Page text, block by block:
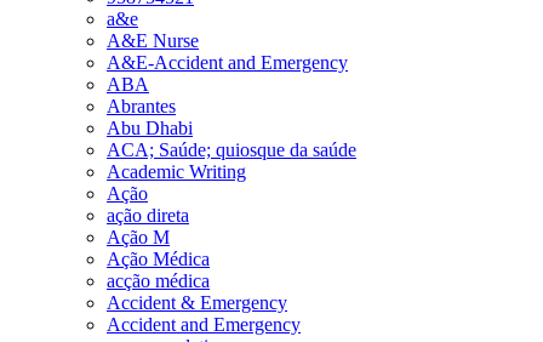
a&e
A&E Nurse
A&E-Accident and Emergency
ABA
Abrantes
Abu Dhabi
ACA; Saúde; quiosque da saúde
Academic Writing
Ação
ação direta
Ação M
Ação Médica
acção médica
Accident & Emergency
Accident and Emergency